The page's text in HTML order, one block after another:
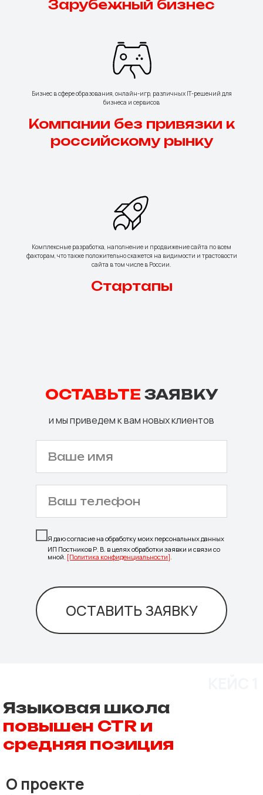
Зарубежный бизнес
Бизнес в сфере образования, онлайн-игр, различных IT-решений для
бизнеса и сервисов
Компании без привязки к
российскому рынку
Комплексные разработка, наполнение и продвижение сайта по всем
факторам, что также положительно скажется на видимости и трастовости
сайта в том числе в России.
Стартапы
Я даю согласие на обработку моих персональных данных
ИП Постников Р. В. в целях обработки заявки и связи со
мной. [Политика конфиденциальности].
ОСТАВИТЬ ЗАЯВКУ
ОСТАВЬТЕ ЗАЯВКУ
и мы приведем к вам новых клиентов
Языковая школа
повышен CTR и
средняя позиция
О проекте